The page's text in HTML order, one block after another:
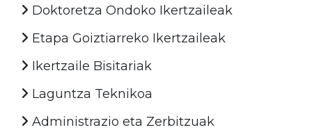
Doktoretza Ondoko Ikertzaileak
Etapa Goiztiarreko Ikertzaileak
Ikertzaile Bisitariak
Laguntza Teknikoa
Administrazio eta Zerbitzuak